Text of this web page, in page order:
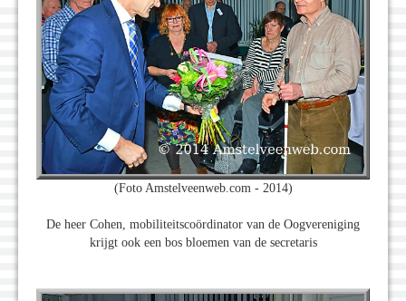
(Foto Amstelveenweb.com - 2014)
De heer Cohen, mobiliteitscoördinator van de Oogvereniging
krijgt ook een bos bloemen van de secretaris